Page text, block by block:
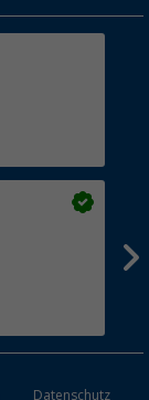
Datenschutz